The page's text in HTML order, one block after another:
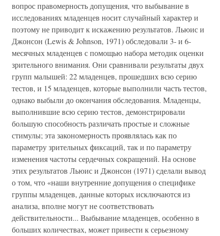
вопрос правомерность допущения, что выбывание в
исследованиях младенцев носит случайный характер и
поэтому не приводит к искажению результатов. Льюис и
Джонсон (Lewis & Johnson, 1971) обследовали 3- и 6-
месячных младенцев с помощью набора методик оценки
зрительного внимания. Они сравнивали результаты двух
групп малышей: 22 младенцев, прошедших всю серию
тестов, и 15 младенцев, которые выполнили часть тестов,
однако выбыли до окончания обследования. Младенцы,
выполнившие всю серию тестов, демонстрировали
большую способность различать простые и сложные
стимулы; эта закономерность проявлялась как по
параметру зрительных фиксаций, так и по параметру
изменения частоты сердечных сокращений. На основе
этих результатов Льюис и Джонсон (1971) сделали вывод
о том, что «наши внутренние допущения о специфике
группы младенцев, данные которых исключаются из
анализа, вполне могут не соответствовать
действительности... Выбывание младенцев, особенно в
больших количествах, может привести к серьезному